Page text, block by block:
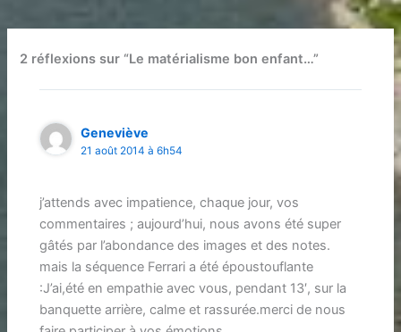
2 réflexions sur “Le matérialisme bon enfant…”
Geneviève
21 août 2014 à 6h54
j’attends avec impatience, chaque jour, vos
commentaires ; aujourd’hui, nous avons été super
gâtés par l’abondance des images et des notes.
mais la séquence Ferrari a été époustouflante
:J’ai,été en empathie avec vous, pendant 13′, sur la
banquette arrière, calme et rassurée.merci de nous